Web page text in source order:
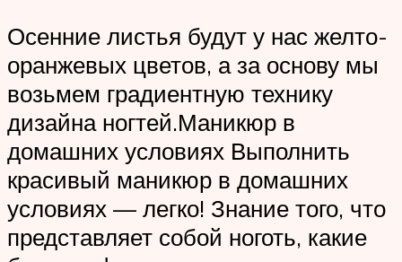
Осенние листья будут у нас желто-
оранжевых цветов, а за основу мы
возьмем градиентную технику
дизайна ногтей.Маникюр в
домашних условиях Выполнить
красивый маникюр в домашних
условиях — легко! Знание того, что
представляет собой ноготь, какие